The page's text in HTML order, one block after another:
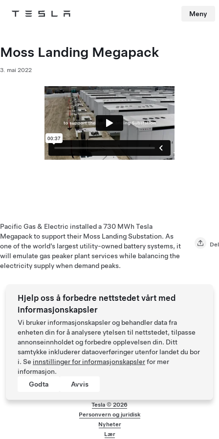
Tesla Meny
Moss Landing Megapack
3. mai 2022
Pacific Gas & Electric installed a 730 MWh Tesla
Megapack to support their Moss Landing Substation. As
one of the world’s largest utility-owned battery systems, it
will emulate gas peaker plant services while balancing the
electricity supply when demand peaks.
Del
Bunntekstmeny
Tesla ©2026
Personvern og juridisk
Nyheter
Lær
Hjelp oss å forbedre nettstedet vårt med
informasjonskapsler
Vi bruker informasjonskapsler og behandler data fra
enheten din for å analysere ytelsen til nettstedet, tilpasse
annonseinnholdet og forbedre opplevelsen din. Ditt
samtykke inkluderer dataoverføringer utenfor landet du bor
i. Se innstillinger for informasjonskapslerfor mer
informasjon.
Godta
Avvis